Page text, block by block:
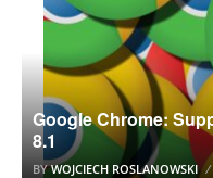
Google Chrome:
8.1
BYWOJCIECH ROSLANOWSKI